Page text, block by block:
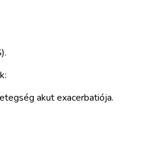
akut exacerbatiója.